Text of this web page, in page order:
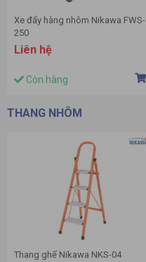
Xe đẩy hàng nhôm Nikawa FWS-
250
Liên hệ
Còn hàng
THANG NHÔM
Thang ghế Nikawa NKS-04